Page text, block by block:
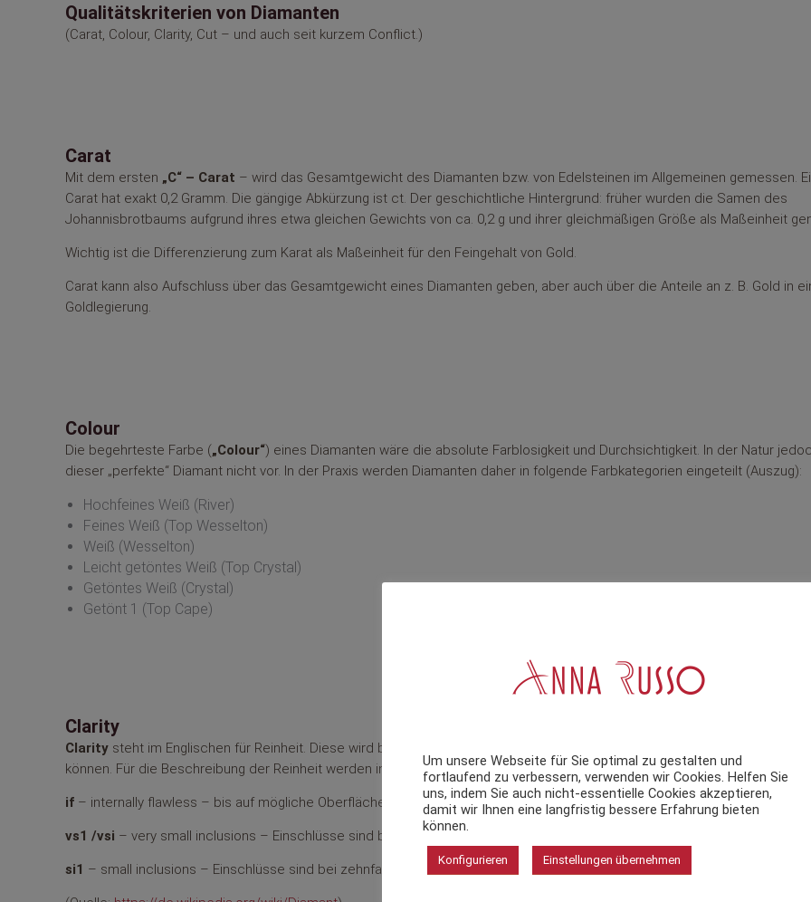
Qualitätskriterien von Diamanten
(Carat, Colour, Clarity, Cut – und auch seit kurzem Conflict.)
Carat
Mit dem ersten „C“ – Carat – wird das Gesamtgewicht des Diamanten bzw. von Edelsteinen im Allgemeinen gemessen.
Carat hat exakt 0,2 Gramm. Die gängige Abkürzung ist ct. Der geschichtliche Hintergrund: früher wurden die Samen des
Johannisbrotbaums aufgrund ihres etwa gleichen Gewichts von ca. 0,2 g und ihrer gleichmäßigen Größe als Maßeinheit
Wichtig ist die Differenzierung zum Karat als Maßeinheit für den Feingehalt von Gold.
Carat kann also Aufschluss über das Gesamtgewicht eines Diamanten geben, aber auch über die Anteile an z. B. Gold in
Goldlegierung.
Colour
Die begehrteste Farbe („Colour“) eines Diamanten wäre die absolute Farblosigkeit und Durchsichtigkeit. In der Natur
dieser „perfekte“ Diamant nicht vor. In der Praxis werden Diamanten daher in folgende Farbkategorien eingeteilt (Auszug):
Hochfeines Weiß (River)
Feines Weiß (Top Wesselton)
Weiß (Wesselton)
Leicht getöntes Weiß (Top Crystal)
Getöntes Weiß (Crystal)
Getönt 1 (Top Cape)
Clarity
Clarity steht im Englischen für Reinheit. Diese wird beeinflusst von Einschlüssen, die von fester, gasförmiger oder
können. Für die Beschreibung der Reinheit werden in der Fachwelt folgende Begriffe verwendet (Auszug):
if – internally flawless – bis auf mögliche Oberflächenspuren von der Verarbeitung lupenrein
vs1 /vsi – very small inclusions – Einschlüsse sind bei zehnfacher Vergrößerung schwer zu erkennen.
si1 – small inclusions – Einschlüsse sind bei zehnfacher Vergrößerung leicht zu erkennen.
Um unsere Webseite für Sie optimal zu gestalten und
fortlaufend zu verbessern, verwenden wir Cookies. Helfen Sie
uns, indem Sie auch nicht-essentielle Cookies akzeptieren,
damit wir Ihnen eine langfristig bessere Erfahrung bieten
können.
Konfigurieren Einstellungen übernehmen